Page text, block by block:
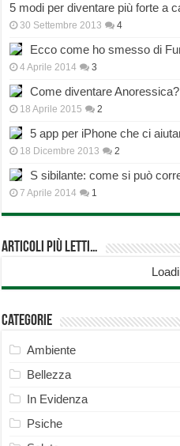
5 modi per diventare più forte a
30 Settembre 2013 4
Ecco come ho smesso di
4 Aprile 2014 3
Come diventare
18 Aprile 2015 2
5 app per iPhone che ci
18 Dicembre 2013 2
S sibilante: come si può
7 Aprile 2014 1
Articoli più Letti…
Categorie
Ambiente
Bellezza
In Evidenza
Psiche